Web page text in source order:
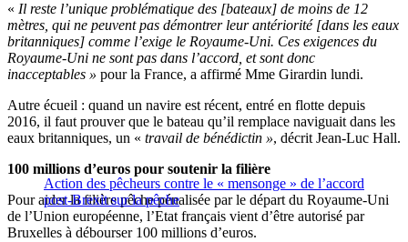
« Il reste l’unique problématique des [bateaux] de moins de 12
mètres, qui ne peuvent pas démontrer leur antériorité [dans les eaux
britanniques] comme l’exige le Royaume-Uni. Ces exigences du
Royaume-Uni ne sont pas dans l’accord, et sont donc
inacceptables » pour la France, a affirmé Mme Girardin lundi.
Autre écueil : quand un navire est récent, entré en flotte depuis
2016, il faut prouver que le bateau qu’il remplace naviguait dans les
eaux britanniques, un « travail de bénédictin », décrit Jean-Luc Hall.
Action des pêcheurs contre le « mensonge » de l’accord
post-Brexit sur la pêche
100 millions d’euros pour soutenir la filière
Pour aider la filière pêche pénalisée par le départ du Royaume-Uni
de l’Union européenne, l’Etat français vient d’être autorisé par
Bruxelles à débourser 100 millions d’euros.